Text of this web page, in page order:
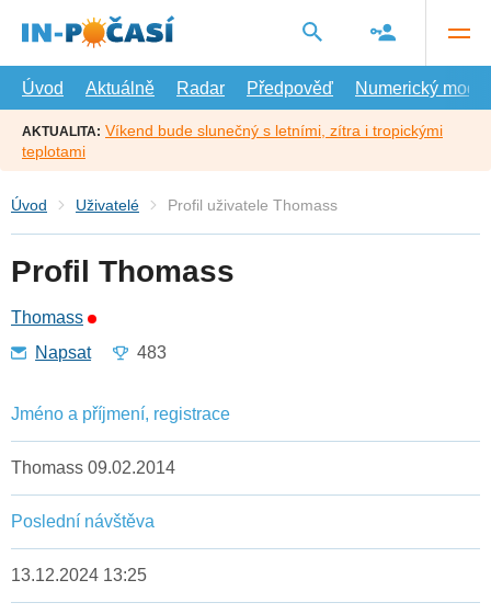
hlavní
Úvod
Aktuálně Radar Předpověď Numerický model
AKTUALITA: Víkend bude slunečný s letními, zítra i tropickými
teplotami
Úvod Uživatelé Profil uživatele Thomass
Profil Thomass
Thomass
Napsat
483
Jméno a příjmení, registrace
Thomass 09.02.2014
Poslední návštěva
13.12.2024 13:25